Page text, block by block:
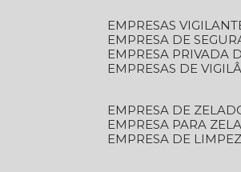
EMPRESAS
EMPRESA DE
EMPRESA PRIVADA
EMPRESAS DE
EMPRESA DE
EMPRESA PARA
EMPRESA DE